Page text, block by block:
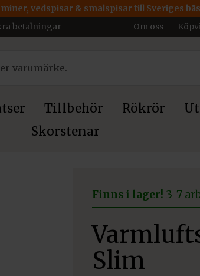
vedspisar & smalspisar till Sveriges
betalningar Om oss
Tillbehör Rökrör
Skorstenar
Finns i lager! 3-7
Slim